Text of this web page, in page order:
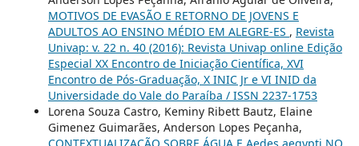
MOTIVOS DE EVASÃO E RETORNO DE JOVENS E
ADULTOS AO ENSINO MÉDIO EM ALEGRE-ES , Revista
Univap: v. 22 n. 40 (2016): Revista Univap online Edição
Especial XX Encontro de Iniciação Científica, XVI
Encontro de Pós-Graduação, X INIC Jr e VI INID da
Universidade do Vale do Paraíba / ISSN 2237-1753
Lorena Souza Castro, Keminy Ribett Bautz, Elaine
Gimenez Guimarães, Anderson Lopes Peçanha,
CONTEXTUALIZAÇÃO SOBRE ÁGUA E Aedes aegypti NO